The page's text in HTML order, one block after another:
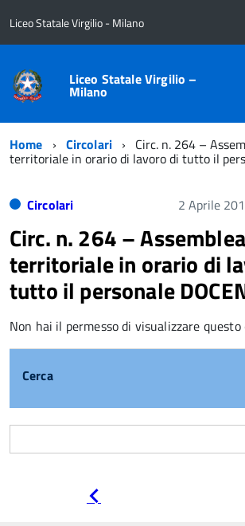
Liceo Statale Virgilio - Milano
Liceo Statale Virgilio –
Milano
Home Circolari Circ. n. 264 –
territoriale in orario di lavoro di tutto il
Circolari 2 Aprile
Circ. n. 264 –
territoriale in orario di
tutto il personale
Non hai il permesso di visualizzare
Cerca